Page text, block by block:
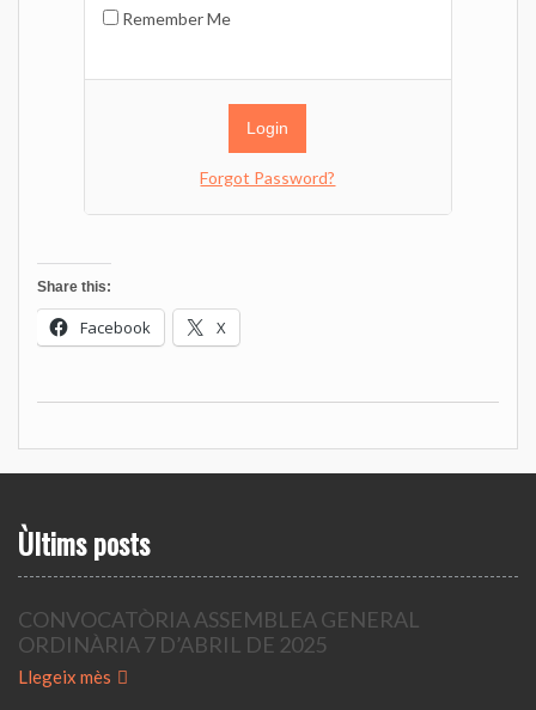
Remember Me
Forgot Password?
Share this:
Facebook X
Ùltims posts
CONVOCATÒRIA ASSEMBLEA GENERAL
ORDINÀRIA 7 D’ABRIL DE 2025
Llegeix mès